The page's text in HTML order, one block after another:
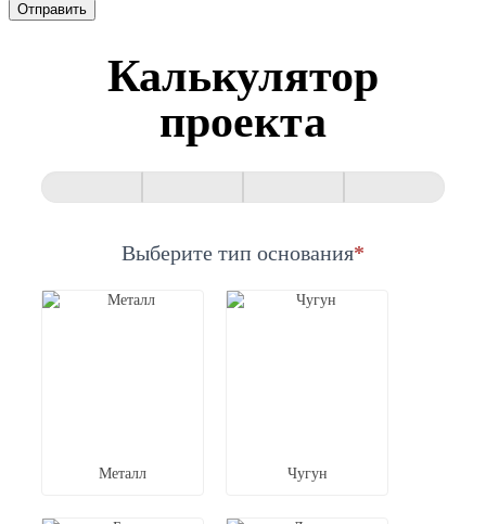
Отправить
Калькулятор
проекта
Выберите тип основания*
Металл Чугун